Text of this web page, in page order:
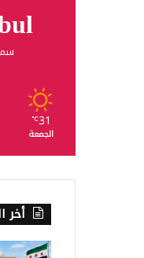
31
℃
الجمعة
أخر